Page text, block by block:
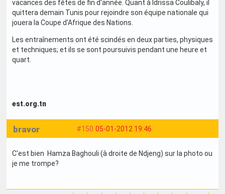
vacances des fêtes de fin d'année. Quant à Idrissa Coulibaly, il
quittera demain Tunis pour rejoindre son équipe nationale qui
jouera la Coupe d'Afrique des Nations.
Les entraînements ont été scindés en deux parties, physiques
et techniques; et ils se sont poursuivis pendant une heure et
quart.
est.org.tn
#150 05-01-2012 19:46
bravor
C'est bien Hamza Baghouli (à droite de Ndjeng) sur la photo ou
je me trompe?